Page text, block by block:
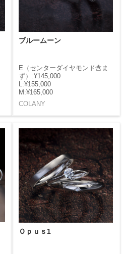
ブルームーン
E（センターダイヤモンド含ま
ず）:¥145,000
L:¥155,000
M:¥165,000
COLANY
Ｏｐｕｓ1